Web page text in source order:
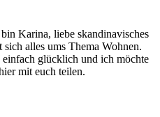
Karina, liebe skandinavisches
alles ums Thema Wohnen.
glücklich und ich möchte
mit euch teilen.